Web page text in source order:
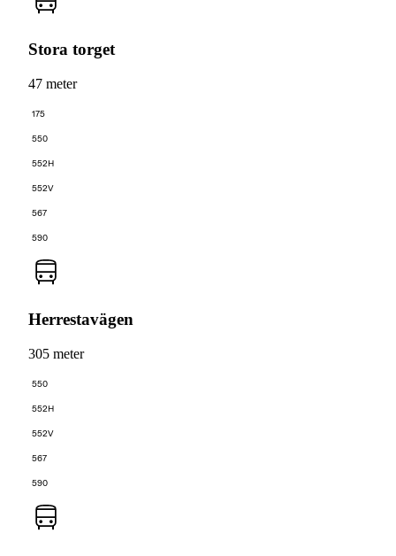
Stora torget
47 meter
175
550
552H
552V
567
590
Herrestavägen
305 meter
550
552H
552V
567
590